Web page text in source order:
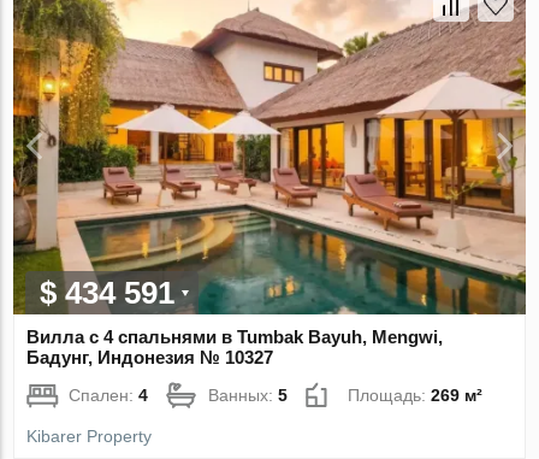
$ 434 591
Вилла с 4 спальнями в Tumbak Bayuh, Mengwi,
Бадунг, Индонезия № 10327
Спален:4 Ванных:5 Площадь:269 м²
Kibarer Property